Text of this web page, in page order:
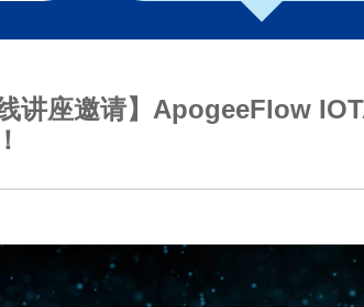
线讲座邀请】ApogeeFlow